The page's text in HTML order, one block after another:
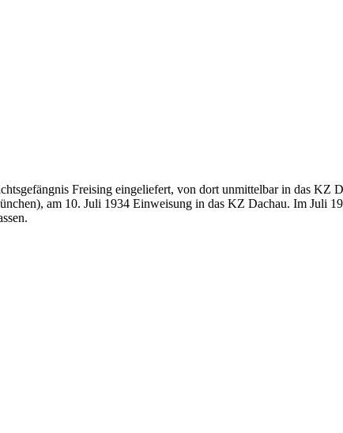
Freising eingeliefert, von dort unmittelbar in das KZ
am 10. Juli 1934 Einweisung in das KZ Dachau. Im Juli